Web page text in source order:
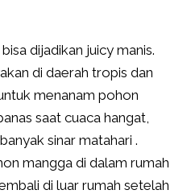
dijadikan juicy manis.
di daerah tropis dan
menanam pohon
saat cuaca hangat,
sinar matahari .
mangga di dalam rumah
di luar rumah setelah